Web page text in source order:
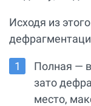
Исходя из
Полная —
зато
место,